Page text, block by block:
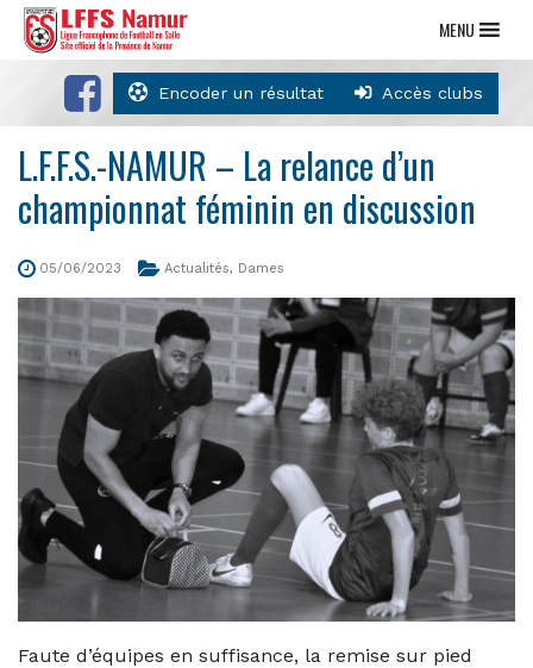
Encoder un résultat Accès clubs
MENU
L.F.F.S.-NAMUR – La relance d’un
championnat féminin en discussion
05/06/2023 Actualités, Dames
Faute d’équipes en suffisance, la remise sur pied